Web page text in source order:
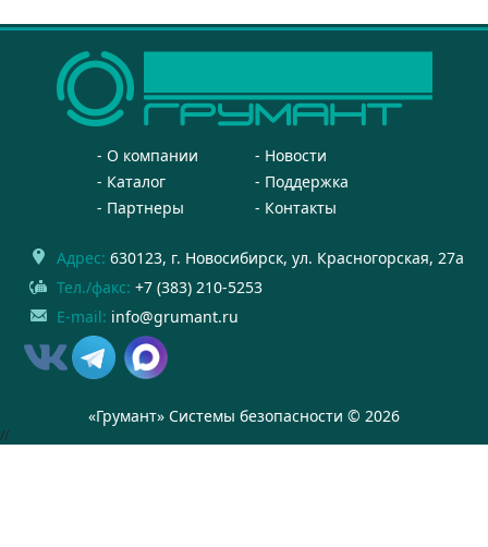
О компании
Новости
Каталог
Поддержка
Партнеры
Контакты
Адрес: 630123, г. Новосибирск, ул. Красногорская, 27а
Тел./факс: +7 (383) 210-5253
E-mail: info@grumant.ru
«Грумант» Системы безопасности © 2026
//